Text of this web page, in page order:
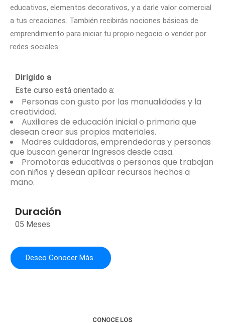
educativos, elementos decorativos, y a darle valor comercial
a tus creaciones. También recibirás nociones básicas de
emprendimiento para iniciar tu propio negocio o vender por
redes sociales.
Dirigido a
Este curso está orientado a:
Personas con gusto por las manualidades y la
creatividad.
Auxiliares de educación inicial o primaria que
desean crear sus propios materiales.
Madres cuidadoras, emprendedoras y personas
que buscan generar ingresos desde casa.
Promotoras educativas o personas que trabajan
con niños y desean aplicar recursos hechos a
mano.
Duración
05 Meses
Deseo Conocer Más
CONOCE LOS